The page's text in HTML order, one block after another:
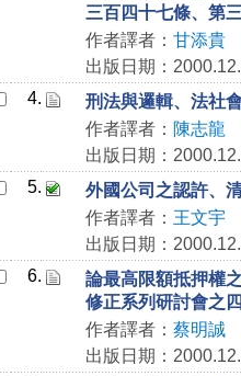
三百四十七條、第
作者譯者： 甘添貴
出版日期：
4.
刑法與邏輯、法社
作者譯者： 陳志龍
出版日期：
5.
外國公司之認許、
作者譯者： 王文宇
出版日期：
6.
論最高限額抵押權
修正系列研討會之
作者譯者： 蔡明誠
出版日期：